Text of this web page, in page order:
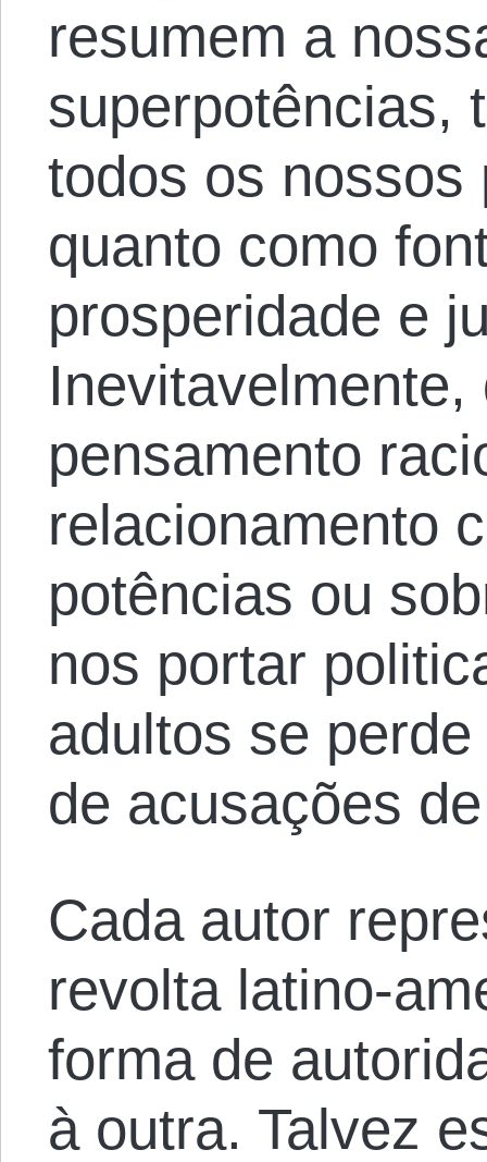
resumem a
superpotências,
todos os nossos
quanto como
prosperidade e
Inevitavelmente,
pensamento
relacionamento
potências ou
nos portar
adultos se
de acusações
Cada autor
revolta latino-
forma de
à outra. Talvez